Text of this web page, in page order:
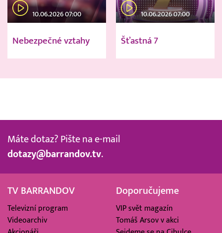
10.06.2026 07:00
Nebezpečné vztahy
10.06.2026 07:00
Šťastná 7
Máte dotaz? Pište na e-mail
dotazy@barrandov.tv.
TV BARRANDOV
Televizní program
Videoarchiv
Doporučujeme
VIP svět magazín
Tomáš Arsov v akci